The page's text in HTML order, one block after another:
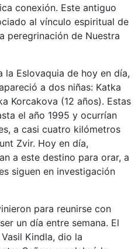
conexión. Este antiguo
al vínculo espiritual de
peregrinación de Nuestra
la Eslovaquia de hoy en día,
a dos niñas: Katka
Korcakova (12 años). Estas
el año 1995 y ocurrían
a casi cuatro kilómetros
Zvir. Hoy en día,
a este destino para orar, a
siguen en investigación
para reunirse con
un día entre semana. El
Kindla, dio la